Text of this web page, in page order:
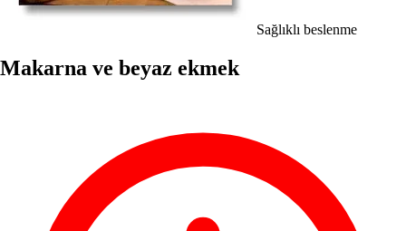
Sağlıklı beslenme
Makarna ve beyaz ekmek